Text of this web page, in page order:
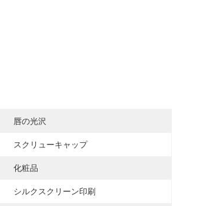
唇の光沢
スクリューキャップ
化粧品
シルクスクリーン印刷